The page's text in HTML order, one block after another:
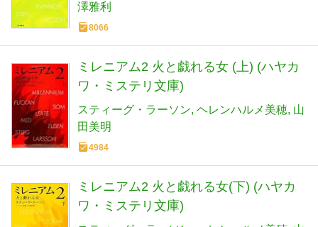
澤雅利
8066
ミレニアム2 火と戯れる女 (上) (ハヤカ
ワ・ミステリ文庫)
スティーグ・ラーソン ヘレンハルメ美穂 山
田美明
4984
ミレニアム2 火と戯れる女(下) (ハヤカ
ワ・ミステリ文庫)